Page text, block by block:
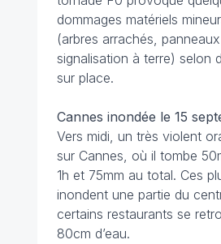
dommages matériels
(arbres arrachés,
signalisation à terre) selon
sur place.
Cannes inondée le 15
Vers midi, un très violent
sur Cannes, où il tombe
1h et 75mm au total. Ces
inondent une partie du
certains restaurants se
80cm d’eau.